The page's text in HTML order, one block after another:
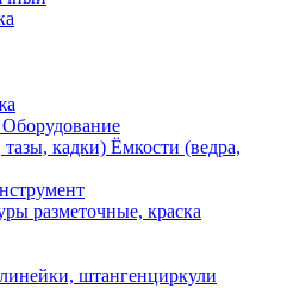
Ёмкости (ведра,
разметочные, краска
штангенциркули